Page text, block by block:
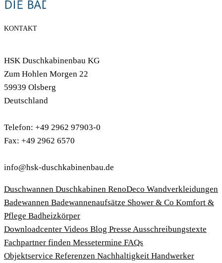
KONTAKT
HSK Duschkabinenbau KG
Zum Hohlen Morgen 22
59939 Olsberg
Deutschland
Telefon: +49 2962 97903-0
Fax: +49 2962 6570
info@hsk-duschkabinenbau.de
Duschwannen Duschkabinen RenoDeco Wandverkleidungen
Badewannen Badewannenaufsätze Shower & Co Komfort &
Pflege Badheizkörper
Download­center Videos Blog Presse Ausschreibungstexte
Fachpartner finden Messetermine FAQs
Objektservice Referenzen Nachhaltigkeit Handwerker